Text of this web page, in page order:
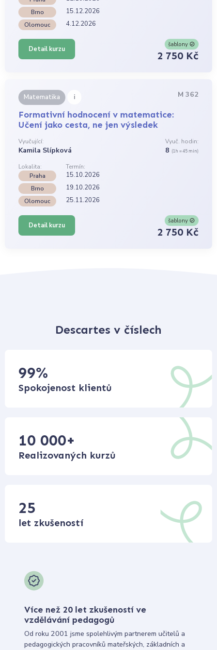
Brno 15.12.2026
Olomouc 4.12.2026
Detail kurzu
šablony
2 750 Kč
Matematika i M 362
Formativní hodnocení v matematice:
Učení jako cesta, ne jen výsledek
Vyučující:
Kamila Slípková
Vyuč. hodin:
8 (1h = 45 min)
Lokalita:
Termín:
Praha
15.10.2026
Brno 19.10.2026
Olomouc 25.11.2026
Detail kurzu
šablony
2 750 Kč
Descartes v číslech
99%
Spokojenost klientů
10 000+
Realizovaných kurzů
25
let zkušeností
Více než 20 let zkušeností ve
vzdělávání pedagogů
Od roku 2001 jsme spolehlivým partnerem učitelů a
pedagogických pracovníků mateřských, základních a